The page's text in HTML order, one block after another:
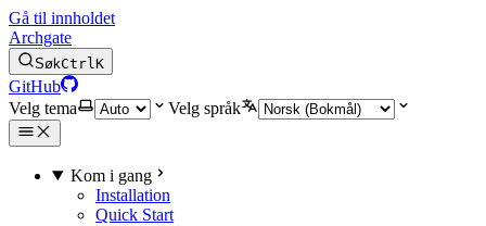
Gå til innholdet
Archgate
SøkCtrlK
GitHub
Velg tema
Velg språk
Kom i gang
Installation
Quick Start